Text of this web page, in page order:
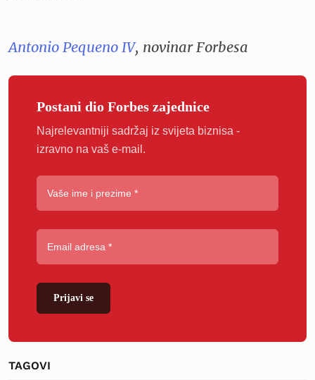
Antonio Pequeno IV, novinar Forbesa
Postani dio Forbes zajednice
Najrelevantniji sadržaj iz svijeta biznisa -
izravno na vaš e-mail.
Prijavi se
TAGOVI